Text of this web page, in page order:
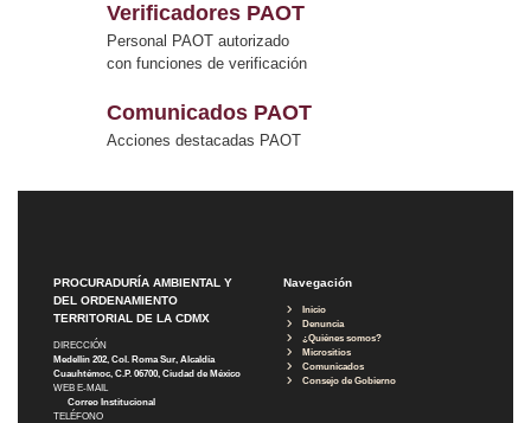
Verificadores PAOT
Personal PAOT autorizado
con funciones de verificación
Comunicados PAOT
Acciones destacadas PAOT
PROCURADURÍA AMBIENTAL Y
DEL ORDENAMIENTO
TERRITORIAL DE LA CDMX
DIRECCIÓN
Medellín 202, Col. Roma Sur, Alcaldía
Cuauhtémoc, C.P. 06700, Ciudad de México
WEB E-MAIL
Correo Institucional
TELÉFONO
Navegación
Inicio
Denuncia
¿Quiénes somos?
Micrositios
Comunicados
Consejo de Gobierno